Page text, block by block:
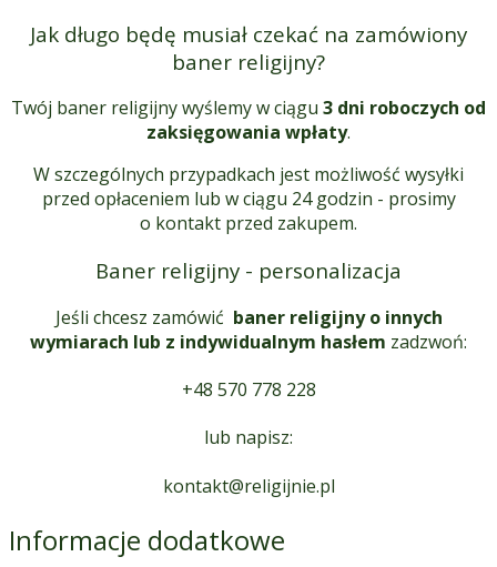
Jak długo będę musiał czekać na zamówiony
baner religijny?
Twój baner religijny wyślemy w ciągu 3 dni roboczych od
zaksięgowania wpłaty.
W szczególnych przypadkach jest możliwość wysyłki
przed opłaceniem lub w ciągu 24 godzin - prosimy
o kontakt przed zakupem.
Baner religijny - personalizacja
Jeśli chcesz zamówić baner religijny o innych
wymiarach lub z indywidualnym hasłem zadzwoń:
+48 570 778 228
lub napisz:
kontakt@religijnie.pl
Informacje dodatkowe